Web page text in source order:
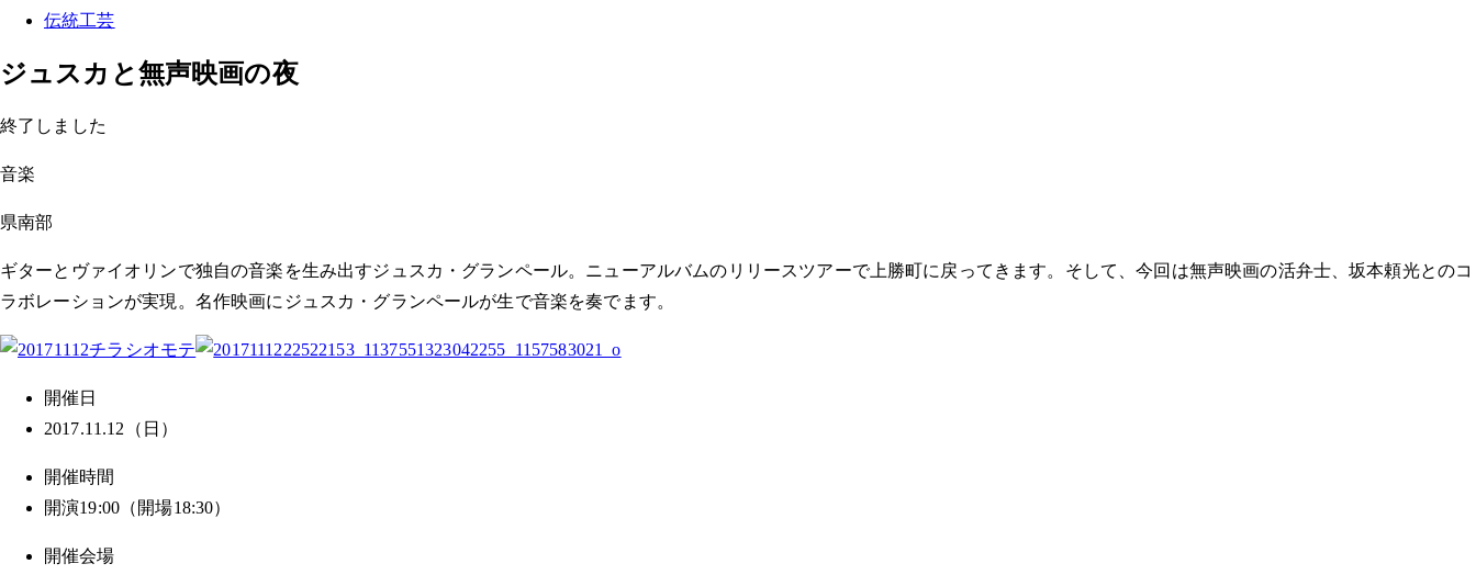
伝統工芸
ジュスカと無声映画の夜
終了しました
音楽
県南部
ギターとヴァイオリンで独自の音楽を生み出すジュスカ・グランペール。ニューアルバムのリリースツアーで上勝町に戻ってきます。そして、今回は無声映画の活弁士、坂本頼光とのコ
ラボレーションが実現。名作映画にジュスカ・グランペールが生で音楽を奏でます。
開催日
2017.11.12（日）
開催時間
開演19:00（開場18:30）
開催会場